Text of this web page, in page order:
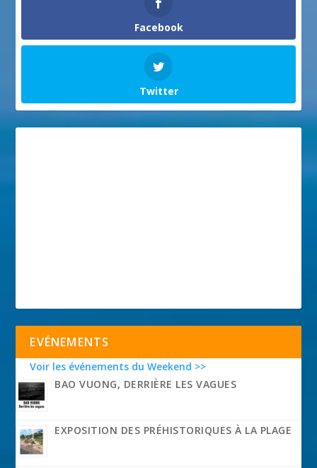
Facebook
Twitter
EVÉNEMENTS
Voir les événements du Weekend >>
BAO VUONG, DERRIÈRE LES VAGUES
EXPOSITION DES PRÉHISTORIQUES À LA PLAGE